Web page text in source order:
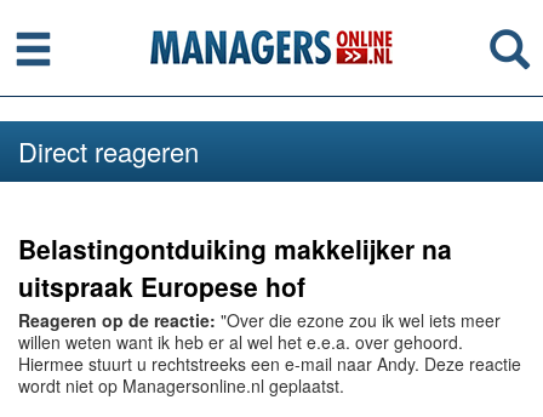
Menu
Direct reageren
Belastingontduiking makkelijker na
uitspraak Europese hof
Reageren op de reactie: "Over die ezone zou ik wel iets meer
willen weten want ik heb er al wel het e.e.a. over gehoord.
Hiermee stuurt u rechtstreeks een e-mail naar Andy. Deze reactie
wordt niet op Managersonline.nl geplaatst.